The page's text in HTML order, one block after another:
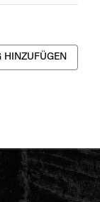
HINZUFÜGEN